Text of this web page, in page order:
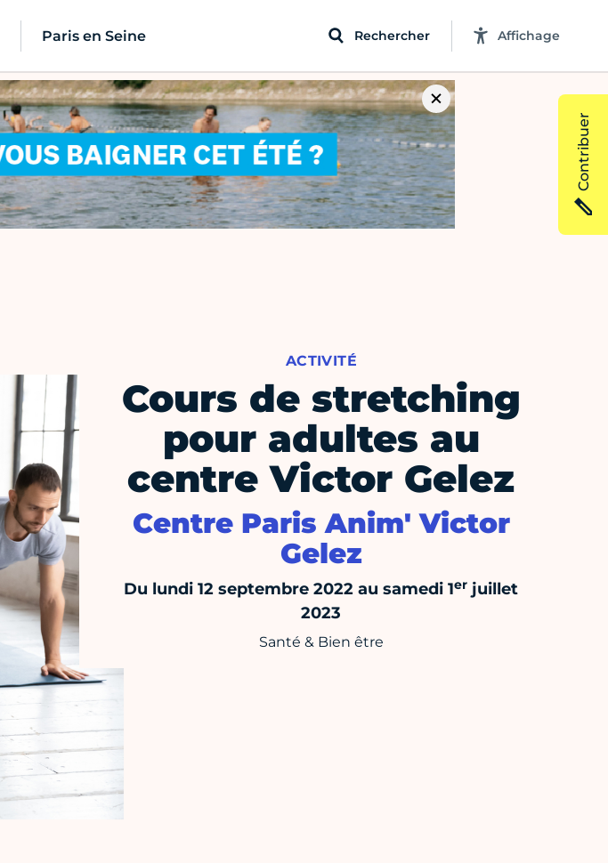
Paris en Seine Rechercher Affichage
ACTIVITÉ
Cours de stretching
pour adultes au
centre Victor Gelez
Centre Paris Anim' Victor
Gelez
Du lundi 12 septembre 2022 au samedi 1er juillet
2023
Santé & Bien être
Contribuer